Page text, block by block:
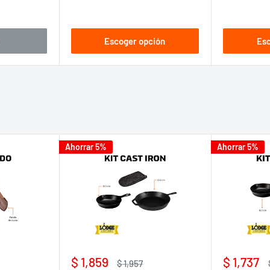
Escoger opción
Ahorrar 5%
Precio
$ 1,859
Precio
$ 1,957
Ahorrar 5%
Precio
$ 1,737